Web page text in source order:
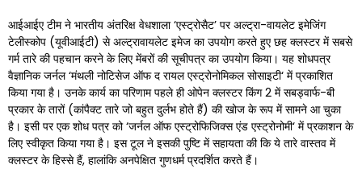
आईआईए टीम ने भारतीय अंतरिक्ष वेधशाला ‘एस्ट्रोसैट’ पर अल्ट्रा-वायलेट इमेजिंग
टेलीस्कोप (यूवीआईटी) से अल्ट्रावायलेट इमेज का उपयोग करते हुए छह क्लस्टर में सबसे
गर्म तारे की पहचान करने के लिए मेंबरों की सूचीपत्र का उपयोग किया। यह शोधपत्र
वैज्ञानिक जर्नल ‘मंथली नोटिसेज ऑफ द रायल एस्ट्रोनोमिकल सोसाइटी‘ में प्रकाशित
किया गया है। उनके कार्य का परिणाम पहले ही ओपेन क्लस्टर किंग 2 में सबड्वार्फ-बी
प्रकार के तारों (कांपैक्ट तारे जो बहुत दुर्लभ होते हैं) की खोज के रूप में सामने आ चुका
है। इसी पर एक शोध पत्र को ‘जर्नल ऑफ एस्ट्रोफिजिक्स एंड एस्ट्रोनोमी‘ में प्रकाशन के
लिए स्वीकृत किया गया है। इस टूल ने इसकी पुष्टि में सहायता की कि ये तारे वास्तव में
क्लस्टर के हिस्से हैं, हालांकि अनपेक्षित गुणधर्म प्रदर्शित करते हैं।